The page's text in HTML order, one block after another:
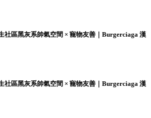
社區黑灰系帥氣空間 × 寵物友善｜Burgerciaga 漢
社區黑灰系帥氣空間 × 寵物友善｜Burgerciaga 漢